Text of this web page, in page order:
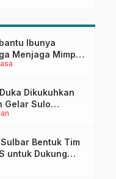
Ibunya
Menjaga Mimpi
Cita-Cita
Dikukuhkan
Gelar Sulo
Bentuk Tim
untuk Dukung
di